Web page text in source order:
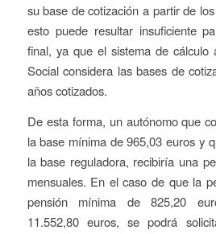
su base de cotización a partir de
esto puede resultar insuficiente
final, ya que el sistema de cálculo
Social considera las bases de
años cotizados.
De esta forma, un autónomo que
la base mínima de 965,03 euros y
la base reguladora, recibiría una
mensuales. En el caso de que la
pensión mínima de 825,20
11.552,80 euros, se podrá